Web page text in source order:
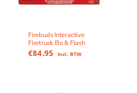
Firebuds Interactive
Firetruck Bo & Flash
€84.95 Incl. BTW